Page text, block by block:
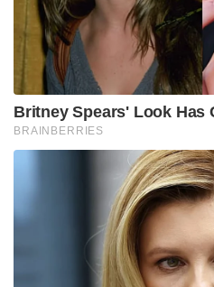
Britney Spears' Look
BRAINBERRIES